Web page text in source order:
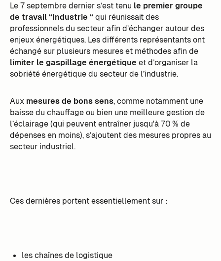
Le 7 septembre dernier s’est tenu le premier groupe
de travail “Industrie “qui réunissait des
professionnels du secteur afin d’échanger autour des
enjeux énergétiques. Les différents représentants ont
échangé sur plusieurs mesures et méthodes afin de
limiter le gaspillage énergétique et d’organiser la
sobriété énergétique du secteur de l’industrie.
Aux mesures de bons sens, comme notamment une
baisse du chauffage ou bien une meilleure gestion de
l’éclairage (qui peuvent entraîner jusqu'à 70 % de
dépenses en moins), s’ajoutent des mesures propres au
secteur industriel.
Ces dernières portent essentiellement sur :
les chaînes de logistique